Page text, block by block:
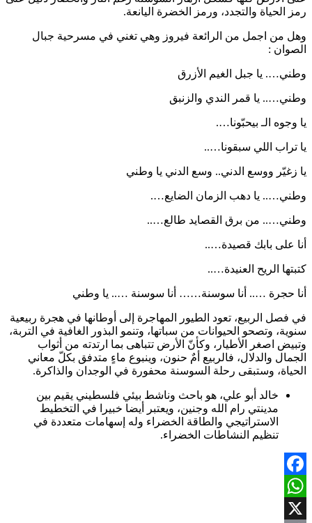
رمز الحياة والتجدد، ورمز الخضرة اليانعة.
وهل من اجمل من الرائعة فيروز وهي تغني في مسرحية جبال
الصوان :
وطني…. يا جبل الغيم الأزرق
وطني….. يا قمر الندي والزنبق
يا وجوه الـ بيحبّونا….
يا تراب اللي سبقونا…..
يا زغيّر ووسع الدني.. وسع الدني يا وطني
وطني….. يا دهب الزمان الضايع….
وطني….. من برق القصايد طالع…..
أنا على بابك قصيدة…..
كتبتها الريح العنيدة…..
أنا حجرة ….. أنا سوسنة…… أنا سوسنة ….. يا وطني
في فصل الربيع، تعود الطيور المهاجرة إلى أوطانها في هجرة ربيعية
سنوية، وتصحو الحيوانات من سباتها، وتنمو البذور الغافية في التربة،
وتبيض اصغر الأطيار، وكأنّ الأرض تتباهى بما ارتدته من أثواب
الجمال والدلال، فالربيع أمٌ حنون، وينبوع ماءٍ متدفق بكلّ معاني
الحياة، وستبقى رحلة السوسنة محفورة في الوجدان والذاكرة.
خالد أبو علي، هو باحث وناشط بيئي فلسطيني يقيم بين
مدينتي رام الله وجنين، ويعتبر أيضا خبيرا في التخطيط
الاستراتيجي والطاقة الخضراء وله إسهامات متعددة في
تنظيم النشاطات الخضراء.
Facebook
WhatsApp